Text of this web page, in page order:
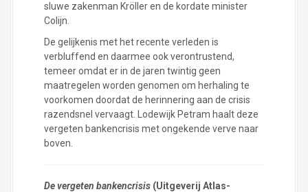
sluwe zakenman Kröller en de kordate minister
Colijn.
De gelijkenis met het recente verleden is
verbluffend en daarmee ook verontrustend,
temeer omdat er in de jaren twintig geen
maatregelen worden genomen om herhaling te
voorkomen doordat de herinnering aan de crisis
razendsnel vervaagt. Lodewijk Petram haalt deze
vergeten bankencrisis met ongekende verve naar
boven.
De vergeten bankencrisis (Uitgeverij Atlas-